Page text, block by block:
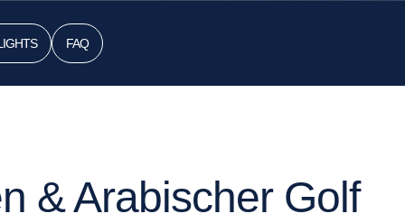
FAQ
& Arabischer Golf